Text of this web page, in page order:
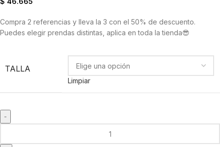
Compra 2 referencias y lleva la 3 con el 50% de descuento.
Puedes elegir prendas distintas, aplica en toda la tienda😎
TALLA
Limpiar